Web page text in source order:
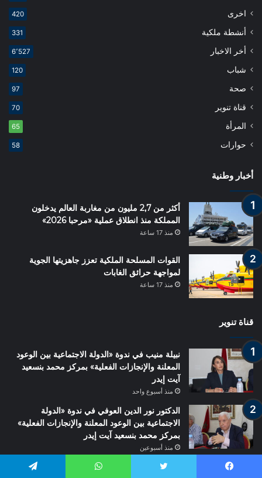
اخرى 420
أنشطة ملكية 331
أخر الاخبار 6٬527
شباب 120
صحة 97
قناة تنوير 70
المرأة 65
حوارات 58
أخبار وطنية
أكثر من 2,7 مليون من مغاربة العالم يدخلون
المملكة منذ انطلاق عملية «مرحبا 2026»
منذ 17 ساعة
القوات المسلحة الملكية تعزز جاهزيتها الجوية
لمواجهة حرائق الغابات
منذ 17 ساعة
قناة تنوير
نبيلة منيب في ندوة «الدولة الاجتماعية بين الوعود
المعلنة والإنجازات الفعلية» بمركز محمد بنسعيد
آيت إيدر
منذ أسبوع واحد
الدكتور نور الدين العوفي في ندوة «الدولة
الاجتماعية بين الوعود المعلنة والإنجازات الفعلية»
بمركز محمد بنسعيد آيت إيدر
منذ أسبوعين
سعد الطاوجني في ندوة «الدولة الاجتماعية بين